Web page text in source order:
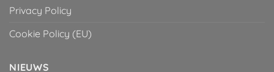
Privacy Policy
Cookie Policy (EU)
NIEUWS